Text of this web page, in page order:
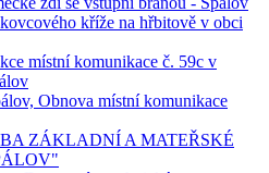
kříže na hřbitově v obci
místní komunikace č. 59c v
Obnova místní komunikace
ZÁKLADNÍ A MATEŘSKÉ